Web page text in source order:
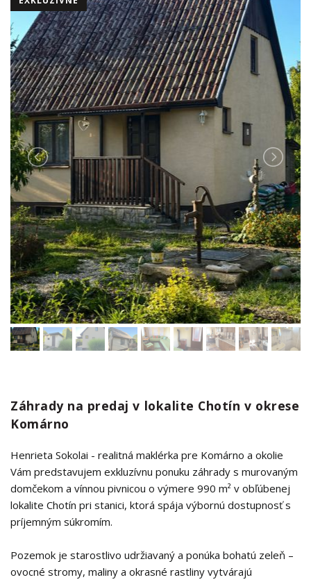
Záhrady na predaj v lokalite Chotín v okrese
Komárno
Henrieta Sokolai - realitná maklérka pre Komárno a okolie
Vám predstavujem exkluzívnu ponuku záhrady s murovaným
domčekom a vínnou pivnicou o výmere 990 m² v obľúbenej
lokalite Chotín pri stanici, ktorá spája výbornú dostupnosť s
príjemným súkromím.
Pozemok je starostlivo udržiavaný a ponúka bohatú zeleň –
ovocné stromy, maliny a okrasné rastliny vytvárajú